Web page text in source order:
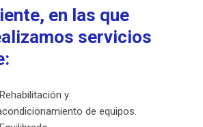
en las que
servicios
Rehabilitación y
de equipos.